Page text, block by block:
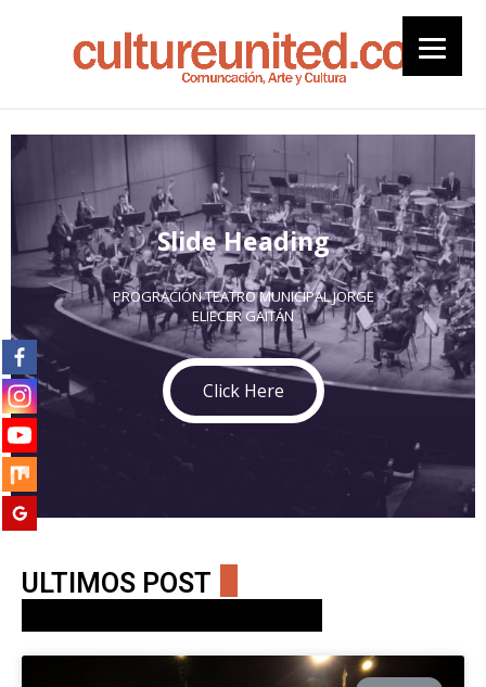
Slide Heading
PROGRACIÓN TEATRO MUNICIPAL JORGE
ELIECER GAITÁN
Click Here
ULTIMOS POST